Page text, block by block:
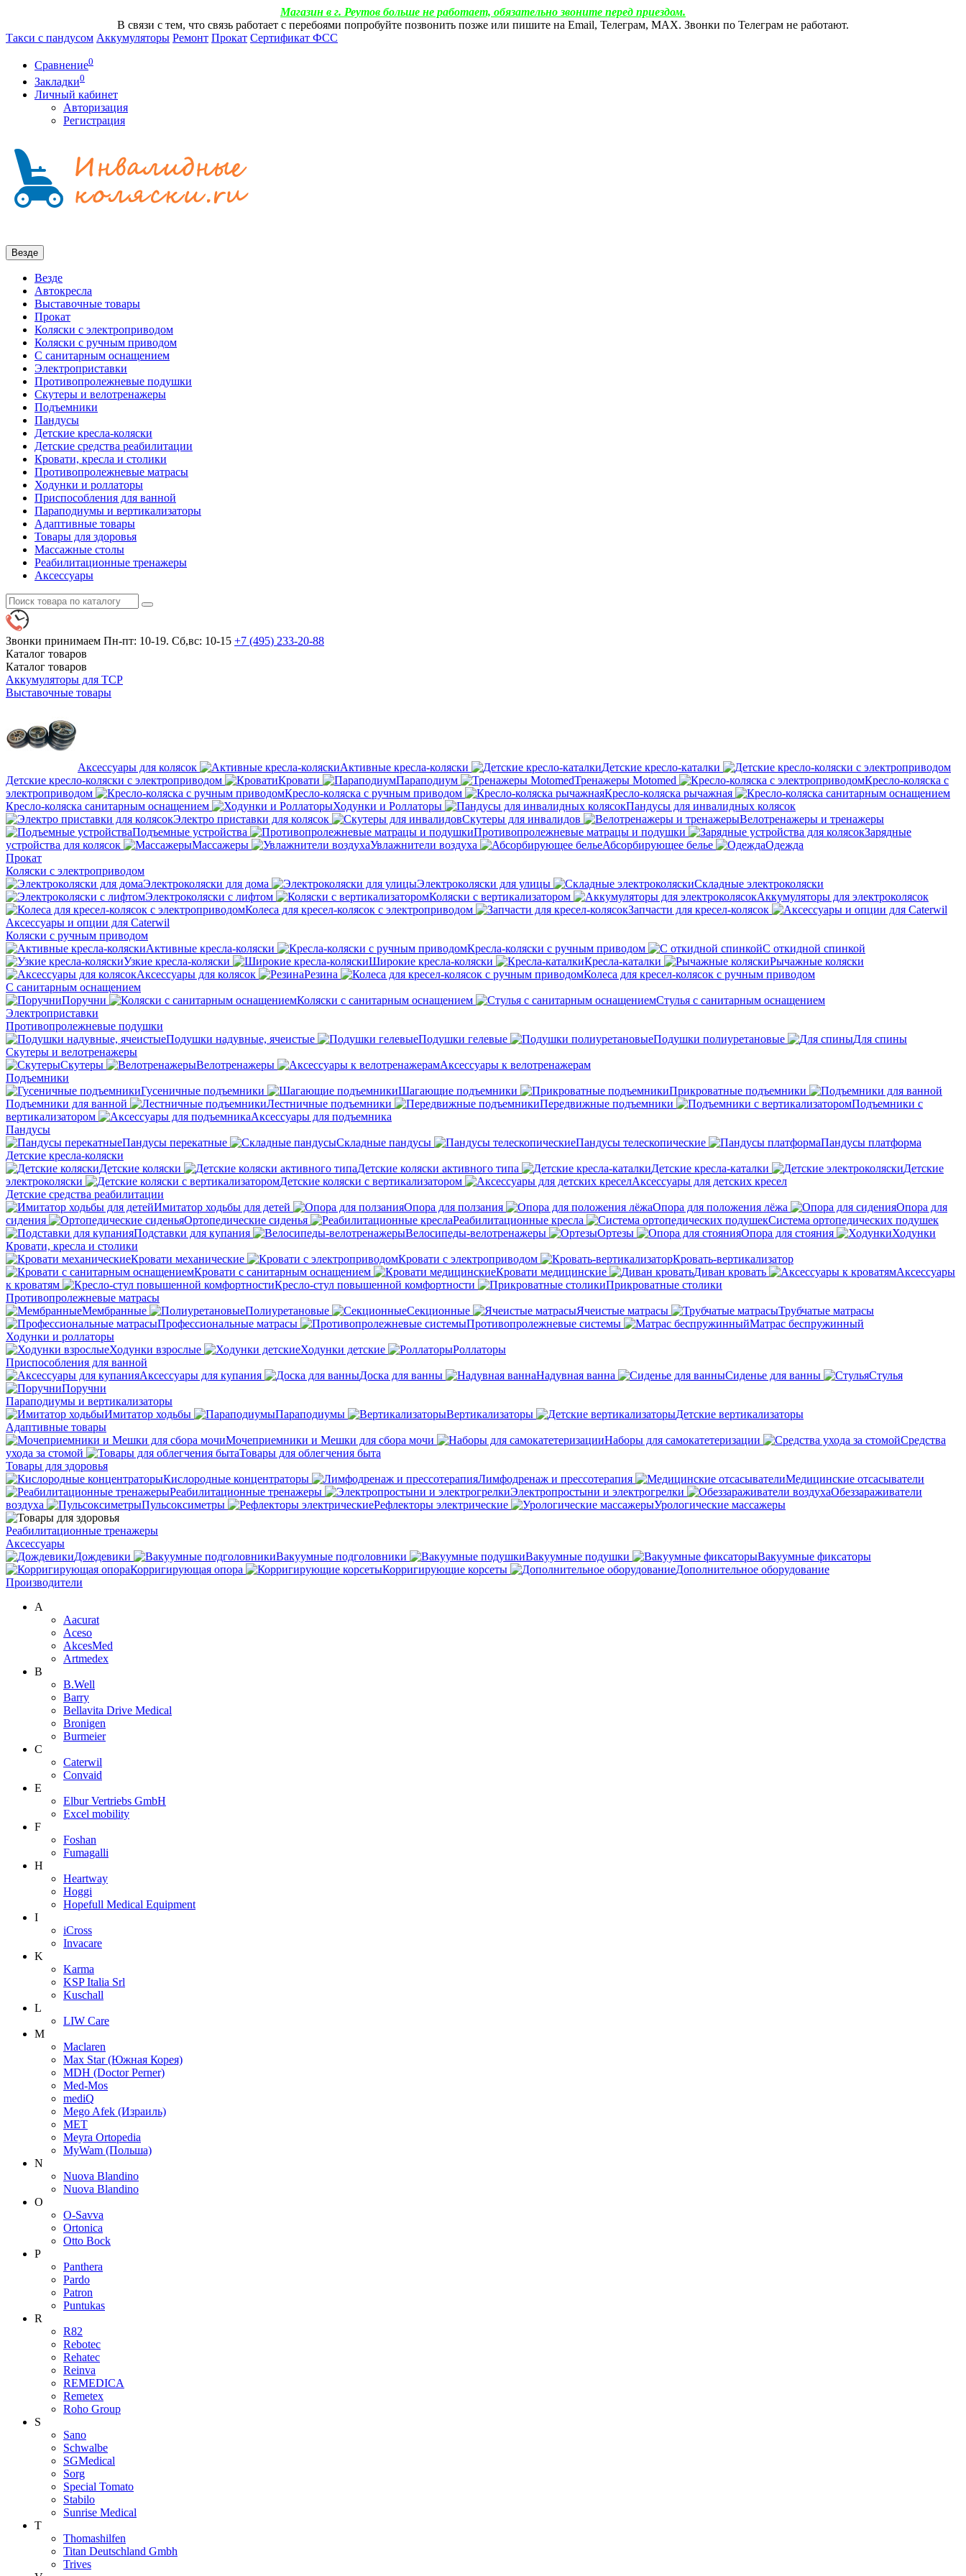
Магазин в г. Реутов больше не работает, обязательно звоните перед приездом.
В связи с тем, что связь работает с перебоями попробуйте позвонить позже или пишите на Email, Телеграм, МАХ. Звонки по Телеграм не работают.
Такси с пандусом Аккумуляторы Ремонт Прокат Сертификат ФСС
Сравнение0
Закладки0
Личный кабинет
Авторизация
Регистрация
Везде
Везде
Автокресла
Выставочные товары
Прокат
Коляски с электроприводом
Коляски с ручным приводом
С санитарным оснащением
Электроприставки
Противопролежневые подушки
Скутеры и велотренажеры
Подъемники
Пандусы
Детские кресла-коляски
Детские средства реабилитации
Кровати, кресла и столики
Противопролежневые матрасы
Ходунки и роллаторы
Приспособления для ванной
Параподиумы и вертикализаторы
Адаптивные товары
Товары для здоровья
Массажные столы
Реабилитационные тренажеры
Аксессуары
Звонки принимаем Пн-пт: 10-19. Сб,вс: 10-15 +7 (495) 233-20-88
Каталог товаров
Каталог товаров
Аккумуляторы для ТСР
Выставочные товары
Аксессуары для колясок Активные кресла-коляски
Детские кресло-каталки
Детские кресло-коляски с электроприводом
Кровати Параподиум Тренажеры Motomed
Кресло-коляска с
электроприводом
Кресло-коляска с ручным приводом
Кресло-коляска рычажная
Кресло-коляска санитарным оснащением
Ходунки и Роллаторы
Пандусы для инвалидных колясок
Электро приставки для колясок
Скутеры для инвалидов
Велотренажеры и тренажеры
Подъемные устройства
Противопролежневые матрацы и подушки
Зарядные
устройства для колясок
Массажеры Увлажнители воздуха Абсорбирующее белье
Одежда
Прокат
Коляски с электроприводом
Электроколяски для дома
Электроколяски для улицы
Складные электроколяски
Электроколяски с лифтом
Коляски с вертикализатором
Аккумуляторы для электроколясок
Колеса для кресел-колясок с электроприводом
Запчасти для кресел-колясок
Аксессуары и опции для Caterwil
Коляски с ручным приводом
Активные кресла-коляски
Кресла-коляски с ручным приводом
С откидной спинкой
Узкие кресла-коляски
Широкие кресла-коляски Кресла-каталки
Рычажные коляски
Аксессуары для колясок
Резина
Колеса для кресел-колясок с ручным приводом
С санитарным оснащением
Поручни
Коляски с санитарным оснащением
Стулья с санитарным оснащением
Электроприставки
Противопролежневые подушки
Подушки надувные, ячеистые
Подушки гелевые Подушки полиуретановые
Для спины
Скутеры и велотренажеры
Скутеры
Велотренажеры
Аксессуары к велотренажерам
Подъемники
Гусеничные подъемники
Шагающие подъемники
Прикроватные подъемники
Подъемники для ванной
Лестничные подъемники Передвижные подъемники
Подъемники с
вертикализатором
Аксессуары для подъемника
Пандусы
Пандусы перекатные
Складные пандусы Пандусы телескопические
Пандусы платформа
Детские кресла-коляски
Детские коляски
Детские коляски активного типа Детские кресла-каталки
Детские
электроколяски
Детские коляски с вертикализатором
Аксессуары для детских кресел
Детские средства реабилитации
Имитатор ходьбы для детей
Опора для ползания Опора для положения лёжа
Опора для
сидения
Ортопедические сиденья Реабилитационные кресла
Система ортопедических подушек
Подставки для купания
Велосипеды-велотренажеры Ортезы Опора для стояния
Ходунки
Кровати, кресла и столики
Кровати механические
Кровати с электроприводом
Кровать-вертикализатор
Кровати с санитарным оснащением
Кровати медицинские Диван кровать
Аксессуары
к кроватям
Кресло-стул повышенной комфортности
Прикроватные столики
Противопролежневые матрасы
Мембранные
Полиуретановые Секционные Ячеистые матрасы
Трубчатые матрасы
Профессиональные матрасы
Противопролежневые системы
Матрас беспружинный
Ходунки и роллаторы
Ходунки взрослые
Ходунки детские
Роллаторы
Приспособления для ванной
Аксессуары для купания
Доска для ванны Надувная ванна Сиденье для ванны
Стулья
Поручни
Параподиумы и вертикализаторы
Имитатор ходьбы
Параподиумы Вертикализаторы
Детские вертикализаторы
Адаптивные товары
Мочеприемники и Мешки для сбора мочи
Наборы для самокатетеризации
Средства
ухода за стомой
Товары для облегчения быта
Товары для здоровья
Кислородные концентраторы
Лимфодренаж и прессотерапия
Медицинские отсасыватели
Реабилитационные тренажеры
Электропростыни и электрогрелки
Обеззараживатели
воздуха
Пульсоксиметры Рефлекторы электрические Урологические массажеры
Реабилитационные тренажеры
Аксессуары
Дождевики
Вакуумные подголовники Вакуумные подушки
Вакуумные фиксаторы
Корригирующая опора
Корригирующие корсеты
Дополнительное оборудование
Производители
A
Aacurat
Aceso
AkcesMed
Artmedex
B
B.Well
Barry
Bellavita Drive Medical
Bronigen
Burmeier
C
Caterwil
Convaid
E
Elbur Vertriebs GmbH
Excel mobility
F
Foshan
Fumagalli
H
Heartway
Hoggi
Hopefull Medical Equipment
I
iCross
Invacare
K
Karma
KSP Italia Srl
Kuschall
L
LIW Care
M
Maclaren
Max Star (Южная Корея)
MDH (Doctor Perner)
Med-Mos
mediQ
Mego Afek (Израиль)
MET
Meyra Ortopedia
MyWam (Польша)
N
Nuova Blandino
Nuova Blandino
O
O-Savva
Ortonica
Otto Bock
P
Panthera
Pardo
Patron
Puntukas
R
R82
Rebotec
Rehatec
Reinva
REMEDICA
Remetex
Roho Group
S
Sano
Schwalbe
SGMedical
Sorg
Special Tomato
Stabilo
Sunrise Medical
T
Thomashilfen
Titan Deutschland Gmbh
Trives